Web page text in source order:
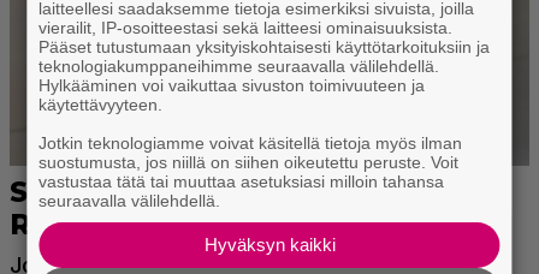
laitteellesi saadaksemme tietoja esimerkiksi sivuista, joilla
vierailit, IP-osoitteestasi sekä laitteesi ominaisuuksista.
Pääset tutustumaan yksityiskohtaisesti käyttötarkoituksiin ja
teknologiakumppaneihimme seuraavalla välilehdellä.
Hylkääminen voi vaikuttaa sivuston toimivuuteen ja
käytettävyyteen.
Jotkin teknologiamme voivat käsitellä tietoja myös ilman
suostumusta, jos niillä on siihen oikeutettu peruste. Voit
vastustaa tätä tai muuttaa asetuksiasi milloin tahansa
seuraavalla välilehdellä.
Hyväksyn kaikki